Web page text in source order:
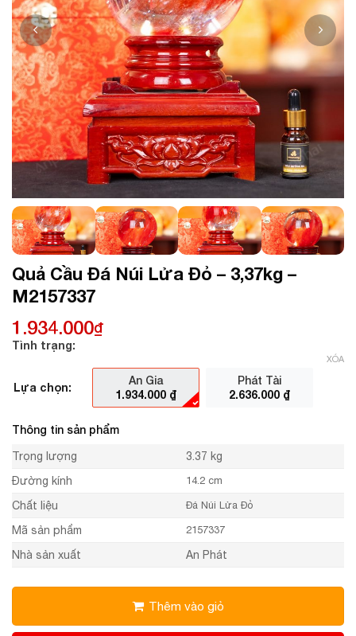
Quả Cầu Đá Núi Lửa Đỏ – 3,37kg –
M2157337
1.934.000₫
Tình trạng:
Lựa chọn:
An Gia
1.934.000 ₫
Phát Tài
2.636.000 ₫
XÓA
Thông tin sản phẩm
Trọng lượng
3.37 kg
Đường kính
14.2 cm
Chất liệu Đá Núi Lửa Đỏ
Mã sản phẩm 2157337
Nhà sản xuất An Phát
Thêm vào giỏ